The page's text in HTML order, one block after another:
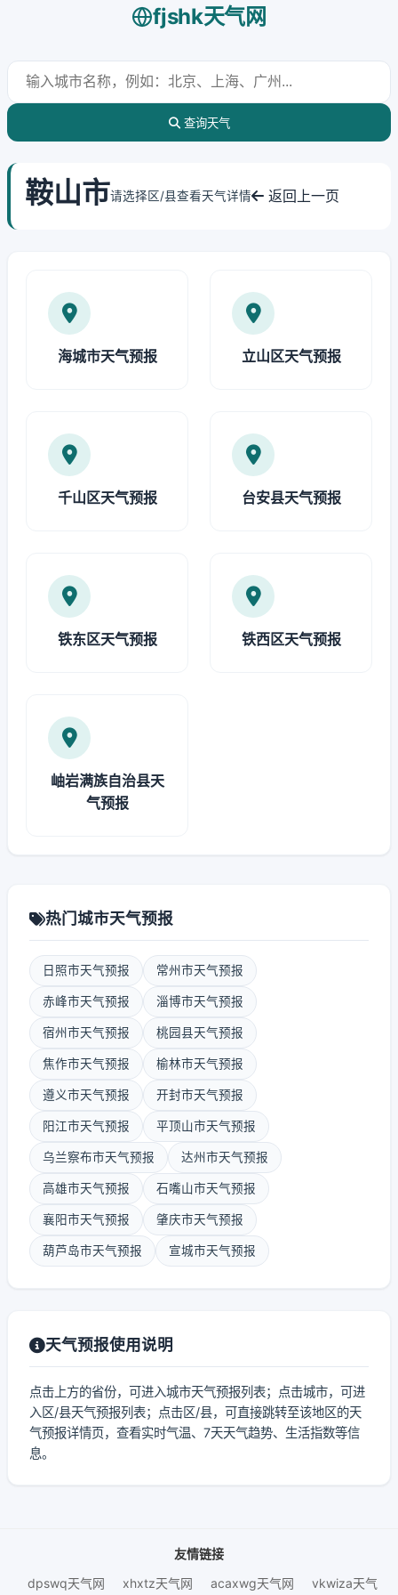
fjshk天气网
查询天气
鞍山市请选择区/县查看天气详情 返回上一页
海城市天气预报 立山区天气预报
千山区天气预报 台安县天气预报
铁东区天气预报 铁西区天气预报
岫岩满族自治县天
气预报
热门城市天气预报
日照市天气预报 常州市天气预报
赤峰市天气预报 淄博市天气预报
宿州市天气预报 桃园县天气预报
焦作市天气预报 榆林市天气预报
遵义市天气预报 开封市天气预报
阳江市天气预报 平顶山市天气预报
乌兰察布市天气预报 达州市天气预报
高雄市天气预报 石嘴山市天气预报
襄阳市天气预报 肇庆市天气预报
葫芦岛市天气预报 宣城市天气预报
天气预报使用说明
点击上方的省份，可进入城市天气预报列表；点击城市，可进
入区/县天气预报列表；点击区/县，可直接跳转至该地区的天
气预报详情页，查看实时气温、7天天气趋势、生活指数等信
息。
友情链接
dpswq天气网
xhxtz天气网 acaxwg天气网 vkwiza天气